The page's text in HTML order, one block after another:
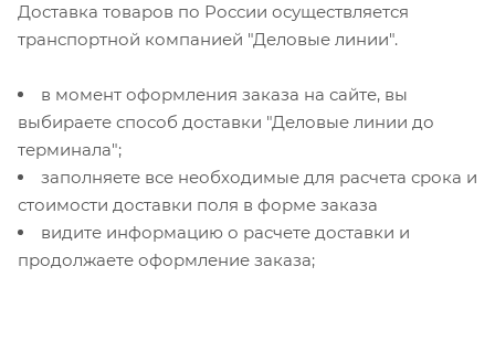
Доставка товаров по России осуществляется
транспортной компанией "Деловые линии".
в момент оформления заказа на сайте, вы
выбираете способ доставки "Деловые линии до
терминала";
заполняете все необходимые для расчета срока и
стоимости доставки поля в форме заказа
видите информацию о расчете доставки и
продолжаете оформление заказа;